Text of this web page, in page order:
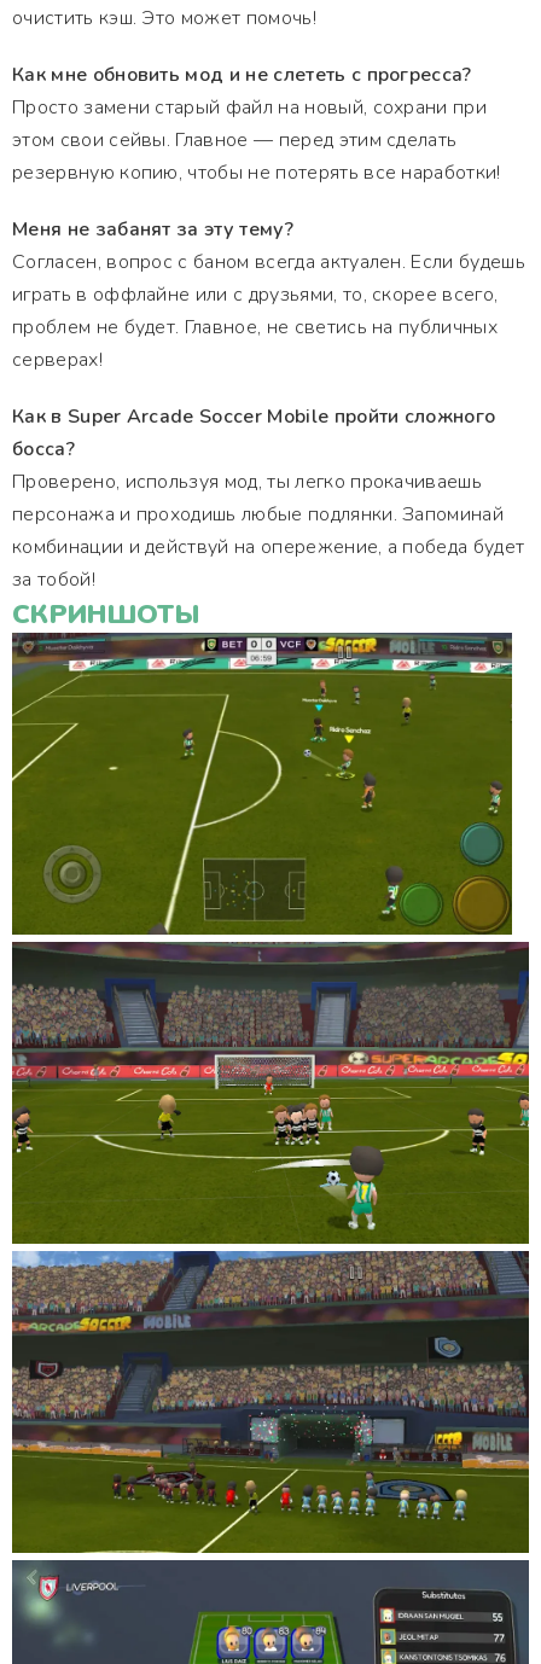
очистить кэш. Это может помочь!
Как мне обновить мод и не слететь с прогресса?
Просто замени старый файл на новый, сохрани при
этом свои сейвы. Главное — перед этим сделать
резервную копию, чтобы не потерять все наработки!
Меня не забанят за эту тему?
Согласен, вопрос с баном всегда актуален. Если будешь
играть в оффлайне или с друзьями, то, скорее всего,
проблем не будет. Главное, не светись на публичных
серверах!
Как в Super Arcade Soccer Mobile пройти сложного
босса?
Проверено, используя мод, ты легко прокачиваешь
персонажа и проходишь любые подлянки. Запоминай
комбинации и действуй на опережение, а победа будет
за тобой!
СКРИНШОТЫ